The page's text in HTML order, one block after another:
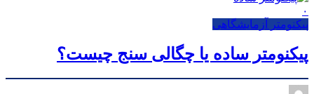
۰
پیکنومتر آزمایشگاهی
پیکنومتر ساده یا چگالی سنج چیست؟